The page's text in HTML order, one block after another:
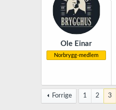
Ole Einar
Norbrygg-medlem
Forrige 1 2 3